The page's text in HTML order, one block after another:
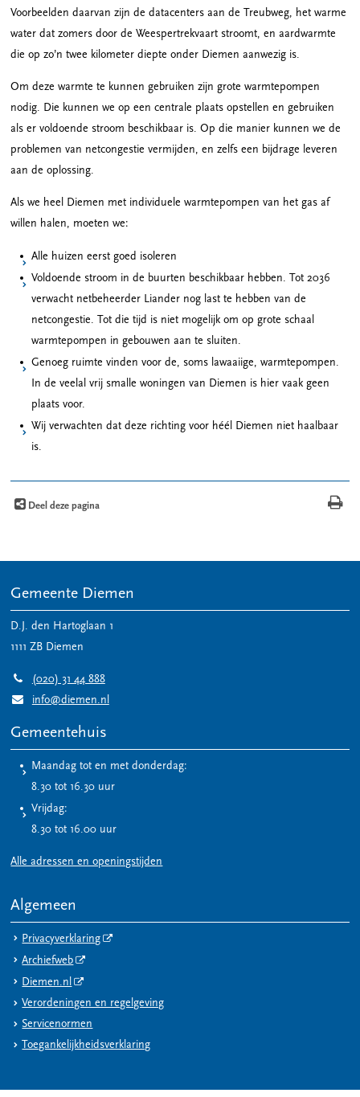
Voorbeelden daarvan zijn de datacenters aan de Treubweg, het warme
water dat zomers door de Weespertrekvaart stroomt, en aardwarmte
die op zo’n twee kilometer diepte onder Diemen aanwezig is.
Om deze warmte te kunnen gebruiken zijn grote warmtepompen
nodig. Die kunnen we op een centrale plaats opstellen en gebruiken
als er voldoende stroom beschikbaar is. Op die manier kunnen we de
problemen van netcongestie vermijden, en zelfs een bijdrage leveren
aan de oplossing.
Als we heel Diemen met individuele warmtepompen van het gas af
willen halen, moeten we:
Alle huizen eerst goed isoleren
Voldoende stroom in de buurten beschikbaar hebben. Tot 2036
verwacht netbeheerder Liander nog last te hebben van de
netcongestie. Tot die tijd is niet mogelijk om op grote schaal
warmtepompen in gebouwen aan te sluiten.
Genoeg ruimte vinden voor de, soms lawaaiige, warmtepompen.
In de veelal vrij smalle woningen van Diemen is hier vaak geen
plaats voor.
Wij verwachten dat deze richting voor héél Diemen niet haalbaar
is.
Deel deze pagina
Gemeente Diemen
D.J. den Hartoglaan 1
1111 ZB Diemen
(020) 31 44 888
info@diemen.nl
Gemeentehuis
Maandag tot en met donderdag:
8.30 tot 16.30 uur
Vrijdag:
8.30 tot 16.00 uur
Alle adressen en openingstijden
Algemeen
Privacyverklaring
Archiefweb
Diemen.nl
Verordeningen en regelgeving
Servicenormen
Toegankelijkheidsverklaring